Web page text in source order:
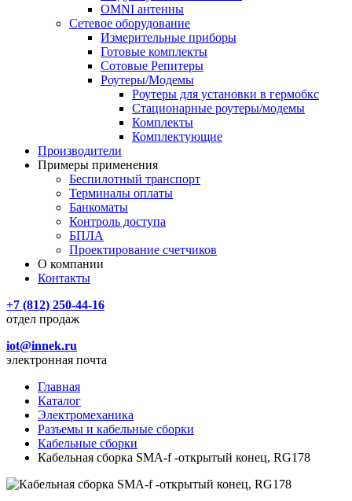
OMNI антенны
Сетевое оборудование
Измерительные приборы
Готовые комплекты
Сотовые Репитеры
Роутеры/Модемы
Роутеры для установки в гермобкс
Стационарные роутеры/модемы
Комплекты
Комплектующие
Производители
Примеры применения
Беспилотный транспорт
Терминалы оплаты
Банкоматы
Контроль доступа
БПЛА
Проектирование счетчиков
О компании
Контакты
+7 (812) 250-44-16
отдел продаж
iot@innek.ru
электронная почта
Главная
Каталог
Электромеханика
Разъемы и кабельные сборки
Кабельные сборки
Кабельная сборка SMA-f -открытый конец, RG178